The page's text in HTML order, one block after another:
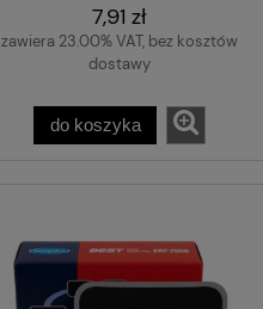
7,91 zł
zawiera 23.00% VAT, bez kosztów
dostawy
do koszyka